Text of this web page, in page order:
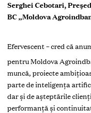
Serghei Cebotari,
BC „Moldova
Efervescent – cred că
pentru Moldova
muncă, proiecte
parte de inteligenţa
dar şi de aşteptările
performanţă şi